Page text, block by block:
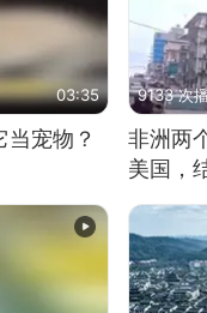
03:35
宠物？
9133 次
非洲两
美国，